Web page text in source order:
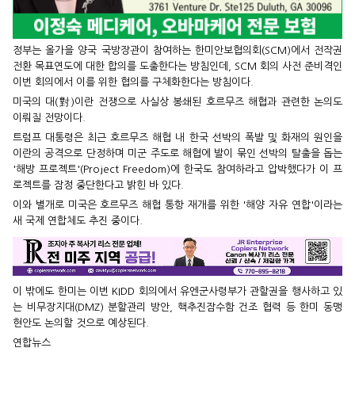
정부는 올가을 양국 국방장관이 참여하는 한미안보협의회(SCM)에서 전작권
전환 목표연도에 대한 합의를 도출한다는 방침인데, SCM 회의 사전 준비격인
이번 회의에서 이를 위한 협의를 구체화한다는 방침이다.
미국의 대(對)이란 전쟁으로 사실상 봉쇄된 호르무즈 해협과 관련한 논의도
이뤄질 전망이다.
트럼프 대통령은 최근 호르무즈 해협 내 한국 선박의 폭발 및 화재의 원인을
이란의 공격으로 단정하며 미군 주도로 해협에 발이 묶인 선박의 탈출을 돕는
'해방 프로젝트'(Project Freedom)에 한국도 참여하라고 압박했다가 이 프
로젝트를 잠정 중단한다고 밝힌 바 있다.
이와 별개로 미국은 호르무즈 해협 통항 재개를 위한 '해양 자유 연합'이라는
새 국제 연합체도 추진 중이다.
이 밖에도 한미는 이번 KIDD 회의에서 유엔군사령부가 관할권을 행사하고 있
는 비무장지대(DMZ) 분할관리 방안, 핵추진잠수함 건조 협력 등 한미 동맹
현안도 논의할 것으로 예상된다.
연합뉴스